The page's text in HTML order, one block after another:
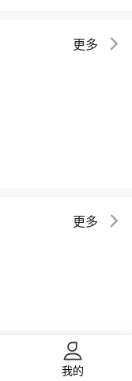
更多
更多
我的